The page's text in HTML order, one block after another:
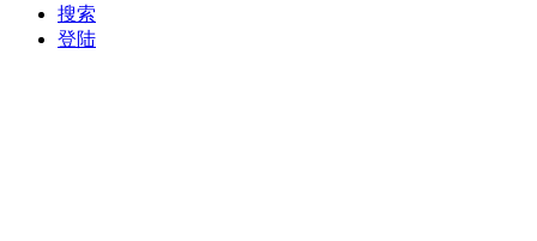
搜索
登陆